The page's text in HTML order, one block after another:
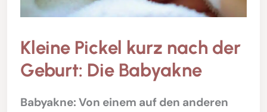
Kleine Pickel kurz nach der
Geburt: Die Babyakne
Babyakne: Von einem auf den anderen